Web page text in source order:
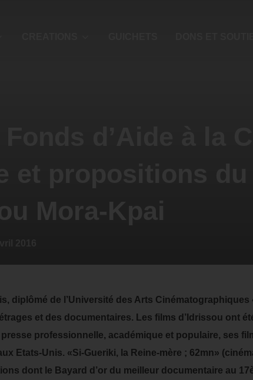
diplômé de l’Université des Arts Cinématographiques
et des documentaires. Les films d’Idrissou ont
professionnelle, académique et populaire, ses
Etats-Unis. «Si-Gueriki, la Reine-mère ; 62mn»
dont le Bayard d’or du meilleur documentaire au